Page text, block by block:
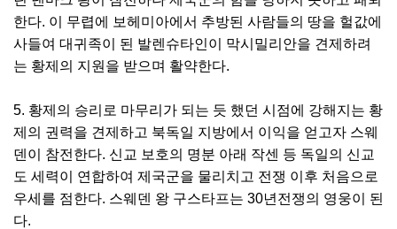
한다. 이 무렵에 보헤미아에서 추방된 사람들의 땅을 헐값에
사들여 대귀족이 된 발렌슈타인이 막시밀리안을 견제하려
는 황제의 지원을 받으며 활약한다.
5. 황제의 승리로 마무리가 되는 듯 했던 시점에 강해지는 황
제의 권력을 견제하고 북독일 지방에서 이익을 얻고자 스웨
덴이 참전한다. 신교 보호의 명분 아래 작센 등 독일의 신교
도 세력이 연합하여 제국군을 물리치고 전쟁 이후 처음으로
우세를 점한다. 스웨덴 왕 구스타프는 30년전쟁의 영웅이 된
다.